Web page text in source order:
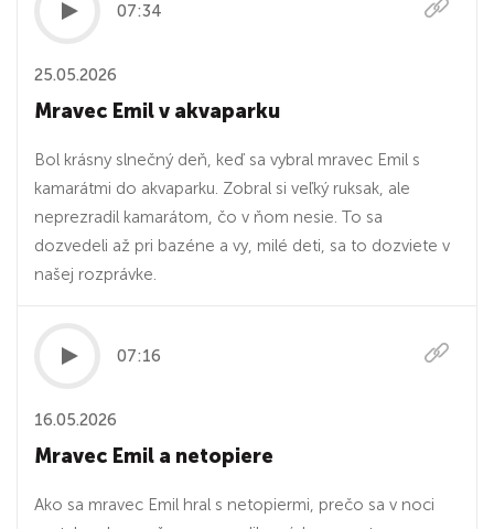
07:34
25.05.2026
Mravec Emil v akvaparku
Bol krásny slnečný deň, keď sa vybral mravec Emil s
kamarátmi do akvaparku. Zobral si veľký ruksak, ale
neprezradil kamarátom, čo v ňom nesie. To sa
dozvedeli až pri bazéne a vy, milé deti, sa to dozviete v
našej rozprávke.
07:16
16.05.2026
Mravec Emil a netopiere
Ako sa mravec Emil hral s netopiermi, prečo sa v noci